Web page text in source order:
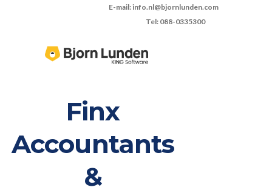
E-mail: info.nl@bjornlunden.com
Tel: 088-0335300
Finx
Accountants
&